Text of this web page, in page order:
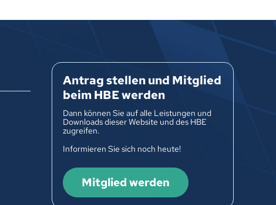
Antrag stellen und Mitglied
beim HBE werden
Dann können Sie auf alle Leistungen und
Downloads dieser Website und des HBE
zugreifen.
Informieren Sie sich noch heute!
Mitglied werden